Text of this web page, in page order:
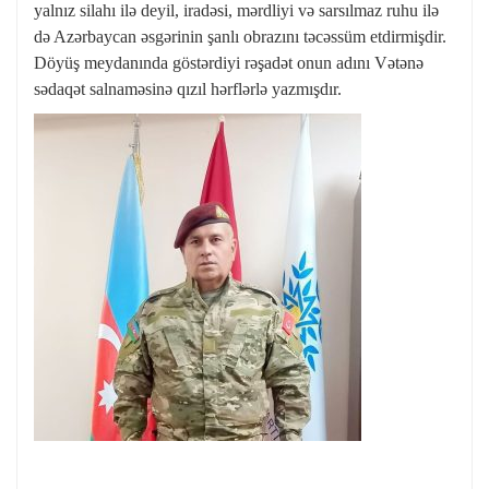
yalnız silahı ilə deyil, iradəsi, mərdliyi və sarsılmaz ruhu ilə
də Azərbaycan əsgərinin şanlı obrazını təcəssüm etdirmişdir.
Döyüş meydanında göstərdiyi rəşadət onun adını Vətənə
sədaqət salnaməsinə qızıl hərflərlə yazmışdır.